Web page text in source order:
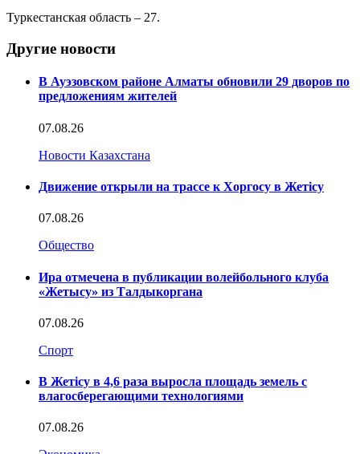
Туркестанская область – 27.
Другие новости
В Ауэзовском районе Алматы обновили 29 дворов по
предложениям жителей
07.08.26
Новости Казахстана
Движение открыли на трассе к Хоргосу в Жетісу
07.08.26
Общество
Ира отмечена в публикации волейбольного клуба
«Жетысу» из Талдыкоргана
07.08.26
Спорт
В Жетісу в 4,6 раза выросла площадь земель с
влагосберегающими технологиями
07.08.26